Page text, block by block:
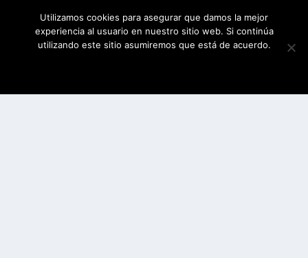
Utilizamos cookies para asegurar que damos la mejor
experiencia al usuario en nuestro sitio web. Si continúa
utilizando este sitio asumiremos que está de acuerdo.